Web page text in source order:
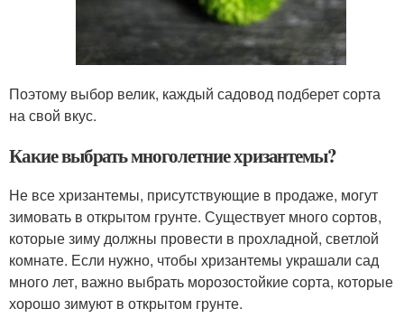
Поэтому выбор велик, каждый садовод подберет сорта
на свой вкус.
Какие выбрать многолетние хризантемы?
Не все хризантемы, присутствующие в продаже, могут
зимовать в открытом грунте. Существует много сортов,
которые зиму должны провести в прохладной, светлой
комнате. Если нужно, чтобы хризантемы украшали сад
много лет, важно выбрать морозостойкие сорта, которые
хорошо зимуют в открытом грунте.